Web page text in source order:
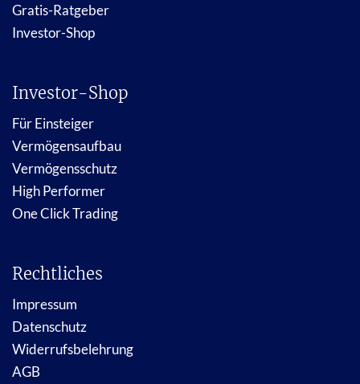
Gratis-Ratgeber
Investor-Shop
Investor-Shop
Für Einsteiger
Vermögensaufbau
Vermögensschutz
High Performer
One Click Trading
Rechtliches
Impressum
Datenschutz
Widerrufsbelehrung
AGB